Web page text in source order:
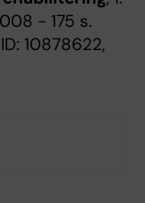
- 175 s.
10878622,